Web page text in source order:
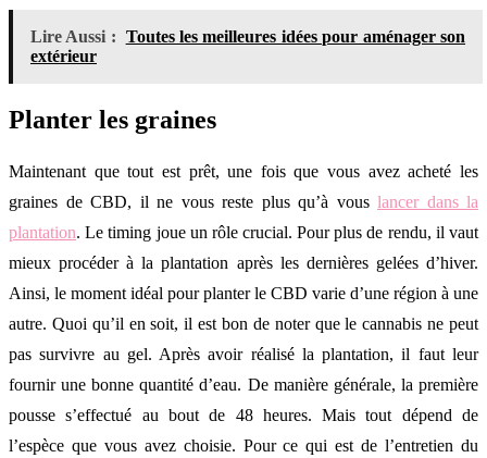
Lire Aussi : Toutes les meilleures idées pour aménager son
extérieur
Planter les graines
Maintenant que tout est prêt, une fois que vous avez acheté les
graines de CBD, il ne vous reste plus qu’à vous lancer dans la
plantation. Le timing joue un rôle crucial. Pour plus de rendu, il vaut
mieux procéder à la plantation après les dernières gelées d’hiver.
Ainsi, le moment idéal pour planter le CBD varie d’une région à une
autre. Quoi qu’il en soit, il est bon de noter que le cannabis ne peut
pas survivre au gel. Après avoir réalisé la plantation, il faut leur
fournir une bonne quantité d’eau. De manière générale, la première
pousse s’effectué au bout de 48 heures. Mais tout dépend de
l’espèce que vous avez choisie. Pour ce qui est de l’entretien du